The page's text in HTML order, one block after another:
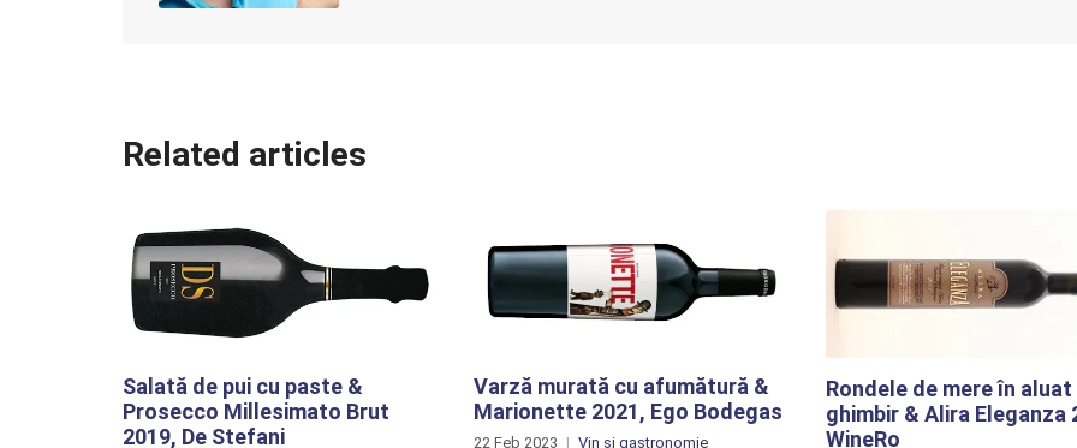
Related articles
Salată de pui cu paste &
Prosecco Millesimato Brut
2019, De Stefani
Varză murată cu afumătură &
Marionette 2021, Ego Bodegas
22 Feb 2023 Vin și gastronomie
Rondele de mere în aluat
ghimbir & Alira Eleganza
WineRo